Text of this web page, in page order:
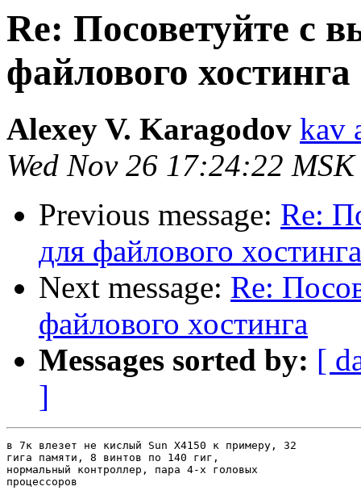
Re: Посоветуйте с
файлового хостинга
Alexey V. Karagodov kav
Wed Nov 26 17:24:22
Previous message: Re:
для файлового хостинга
Next message: Re:
файлового хостинга
Messages sorted by: [
]
в 7к влезет не кислый Sun X4150 к примеру, 32
гига памяти, 8 винтов по 140 гиг,
нормальный контроллер, пара 4-х головых
процессоров